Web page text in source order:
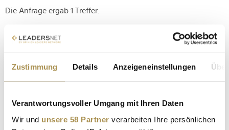
Zustimmung Details Anzeigeneinstellungen
Verantwortungsvoller Umgang mit Ihren Daten
Wir und unsere 58 Partner verarbeiten Ihre persönlichen
Die Anfrage ergab 1 Treffer.
Tipp
Setzen Sie die gesuchten Wörter zwischen
Anführungszeichen: zb "Vorname Nachname".
Comelit übernimmt deutsche Traditionsmarke Ritto
von Schneider Electric